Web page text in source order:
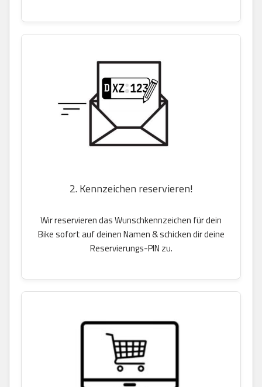
2. Kennzeichen reservieren!
Wir reservieren das Wunschkennzeichen für dein
Bike sofort auf deinen Namen & schicken dir deine
Reservierungs-PIN zu.